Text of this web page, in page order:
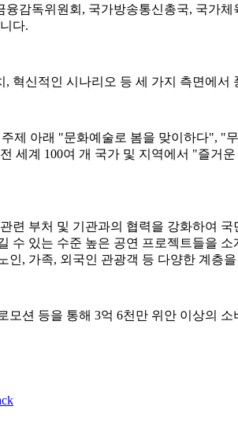
감독위원회, 국가방송통신총국, 국가
다.
혁신적인 시나리오 등 세 가지 측면에
제 아래 "문화예술로 봄을 맞이하다",
세계 100여 개 국가 및 지역에서 "즐
련 부처 및 기관과의 협력을 강화하여
수 있는 수준 높은 공연 프로젝트들을
, 가족, 외국인 관광객 등 다양한 계층
션 등을 통해 3억 6천만 위안 이상의